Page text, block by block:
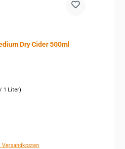
Dry Cider 500ml
1 Liter)
Versandkosten